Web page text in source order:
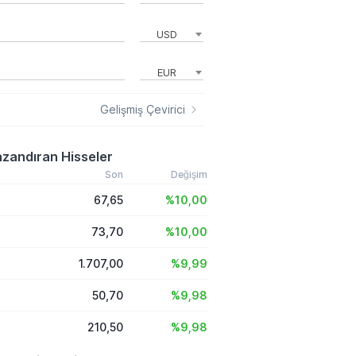
USD
EUR
Gelişmiş Çevirici
Hisseler
Son Değişim
67,65 %10,00
73,70 %10,00
1.707,00 %9,99
50,70 %9,98
210,50 %9,98